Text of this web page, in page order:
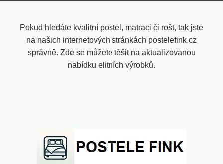
Pokud hledáte kvalitní postel, matraci či rošt, tak jste
na našich internetových stránkách postelefink.cz
správně. Zde se můžete těšit na aktualizovanou
nabídku elitních výrobků.